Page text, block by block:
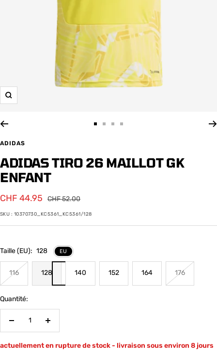
Zoom
1
2
3
4
ADIDAS
ADIDAS TIRO 26 MAILLOT GK
ENFANT
Prix
de
vente
CHF 44.95
Prix
CHF 52.00
SKU : 10370730_KC5361_KC5361/128
Taille (EU): 128 EU
116 128 140 152 164 176
Quantité:
quantité
Augmenter
quantité
actuellement en rupture de stock - livraison sous environ 8 jours